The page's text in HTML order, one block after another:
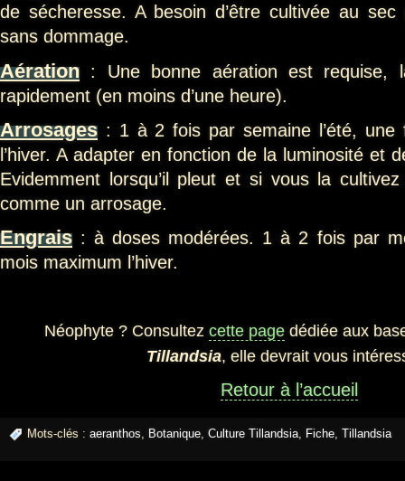
de sécheresse. A besoin d’être cultivée au
sans dommage.
Aération : Une bonne aération est requise,
rapidement (en moins d’une heure).
Arrosages : 1 à 2 fois par semaine l’été, une
l’hiver. A adapter en fonction de la luminosité et
Evidemment lorsqu’il pleut et si vous la
comme un arrosage.
Engrais : à doses modérées. 1 à 2 fois par
mois maximum l’hiver.
Néophyte ? Consultez cette pagedédiée aux
Tillandsia, elle devrait vous
Retour à l’accueil
Mots-clés : aeranthos, Botanique, Culture Tillandsia, Fiche, Tillandsia